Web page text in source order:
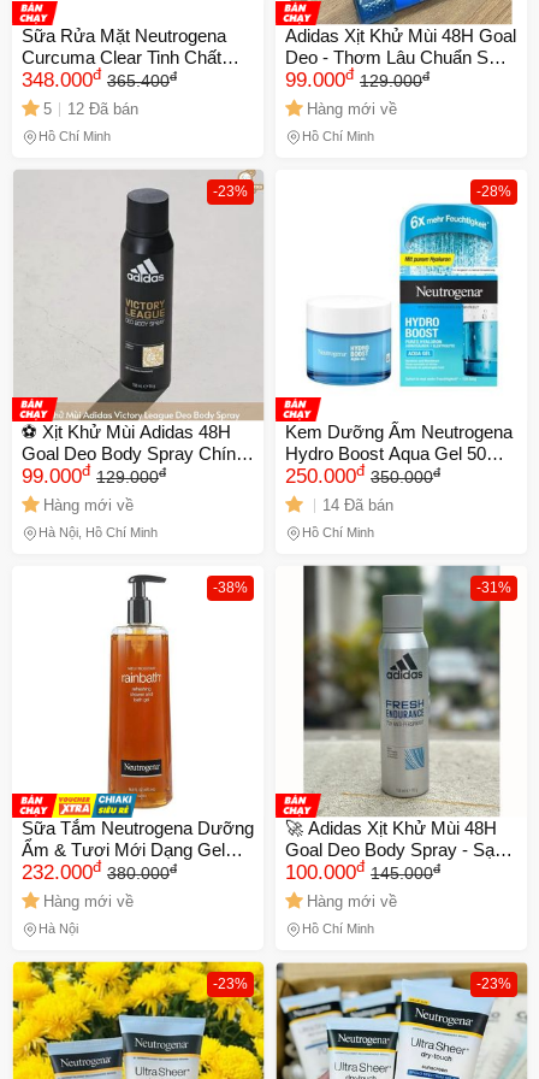
Sữa Rửa Mặt Neutrogena
Curcuma Clear Tinh Chất
Nghệ - Làm Sạch Sâu,
Chống Mụn, Phục Hồi Da
Nhạy Cảm 150ml
348.000đ 365.400đ
5 12 Đã bán
Hồ Chí Minh
Adidas Xịt Khử Mùi 48H Goal
Deo - Thơm Lâu Chuẩn SEO
💰Sale Sập Sàn 150ml
99.000đ 129.000đ
Hàng mới về
Hồ Chí Minh
-23%
⚽️ Xịt Khử Mùi Adidas 48H
Goal Deo Body Spray Chính
Hãng, Cao Cấp - 150ml
99.000đ 129.000đ
Hàng mới về
Hà Nội, Hồ Chí Minh
-28%
Kem Dưỡng Ẩm Neutrogena
Hydro Boost Aqua Gel 50ml -
Sản Phẩm Cấp Nước Cho
Da Mềm Mại, Không Nhờn
Rít, Phù Hợp Với Da Khô Và
Da Nhờn
250.000đ 350.000đ
14 Đã bán
Hồ Chí Minh
-38%
Sữa Tắm Neutrogena Dưỡng
Ẩm & Tươi Mới Dạng Gel
473ml
232.000đ 380.000đ
Hàng mới về
Hà Nội
-31%
🚀 Adidas Xịt Khử Mùi 48H
Goal Deo Body Spray - Sạch
Thoáng 150ml Giao Nhanh
100.000đ 145.000đ
Hàng mới về
Hồ Chí Minh
-23% -23%
🎁 Đừng Bỏ Lỡ! 🎁
Mã Giảm Giá Dành Riêng Cho Bạn
Giảm ngay-cho bất kỳ đơn hàng nào.